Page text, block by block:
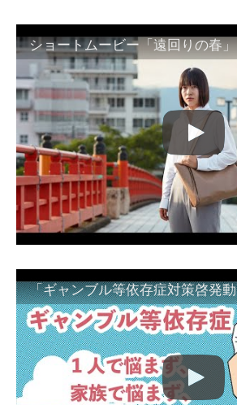
ショートムービー「遠回りの春」